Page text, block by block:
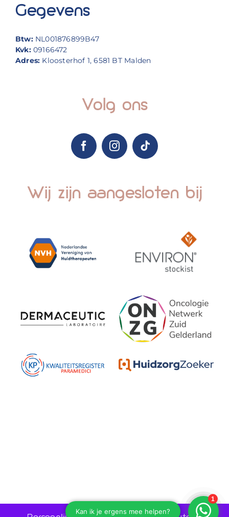
Gegevens
Btw: NL001876899B47
Kvk:09166472
Adres: Kloosterhof 1, 6581 BT Malden
Volg ons
Wij zijn aangesloten bij